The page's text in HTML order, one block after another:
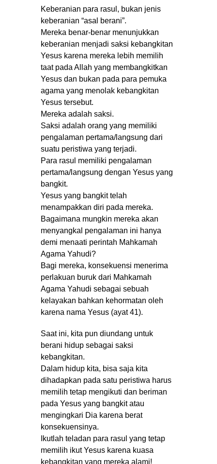
Keberanian para rasul, bukan jenis
keberanian “asal berani”.
Mereka benar-benar menunjukkan
keberanian menjadi saksi kebangkitan
Yesus karena mereka lebih memilih
taat pada Allah yang membangkitkan
Yesus dan bukan pada para pemuka
agama yang menolak kebangkitan
Yesus tersebut.
Mereka adalah saksi.
Saksi adalah orang yang memiliki
pengalaman pertama/langsung dari
suatu peristiwa yang terjadi.
Para rasul memiliki pengalaman
pertama/langsung dengan Yesus yang
bangkit.
Yesus yang bangkit telah
menampakkan diri pada mereka.
Bagaimana mungkin mereka akan
menyangkal pengalaman ini hanya
demi menaati perintah Mahkamah
Agama Yahudi?
Bagi mereka, konsekuensi menerima
perlakuan buruk dari Mahkamah
Agama Yahudi sebagai sebuah
kelayakan bahkan kehormatan oleh
karena nama Yesus (ayat 41).
Saat ini, kita pun diundang untuk
berani hidup sebagai saksi
kebangkitan.
Dalam hidup kita, bisa saja kita
dihadapkan pada satu peristiwa harus
memilih tetap mengikuti dan beriman
pada Yesus yang bangkit atau
mengingkari Dia karena berat
konsekuensinya.
Ikutlah teladan para rasul yang tetap
memilih ikut Yesus karena kuasa
kebangkitan yang mereka alami!